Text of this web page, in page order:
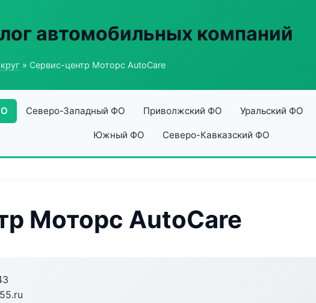
автомобильных компаний
» Сервис-центр Моторс AutoCare
Северо-Западный ФО Приволжский ФО Уральский ФО
Южный ФО Северо-Кавказский ФО
Моторс AutoCare